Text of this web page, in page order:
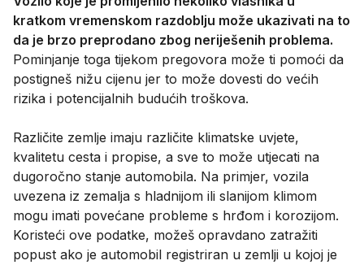
kratkom vremenskom razdoblju može ukazivati na to
da je brzo preprodano zbog neriješenih problema.
Pominjanje toga tijekom pregovora može ti pomoći da
postigneš nižu cijenu jer to može dovesti do većih
rizika i potencijalnih budućih troškova.
Različite zemlje imaju različite klimatske uvjete,
kvalitetu cesta i propise, a sve to može utjecati na
dugoročno stanje automobila. Na primjer, vozila
uvezena iz zemalja s hladnijom ili slanijom klimom
mogu imati povećane probleme s hrđom i korozijom.
Koristeći ove podatke, možeš opravdano zatražiti
popust ako je automobil registriran u zemlji u kojoj je